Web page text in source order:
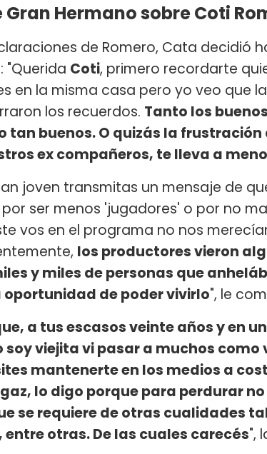
Hermano sobre Coti
de Romero, Cata decidió
"Querida Coti, primero recordarte
en la misma casa pero yo veo que
los recuerdos. Tanto los
tan buenos. O quizás la frustración
ex compañeros, te lleva a
joven transmitas un mensaje de
ser menos 'jugadores' o por no
vos en el programa no nos
los productores vieron
y miles de personas que
de poder vivirlo", le
a tus escasos veinte años y en
viejita vi pasar a muchos como
mantenerte en los medios a
lo digo porque para perdurar
se requiere de otras cualidades
otras. De las cuales carecés",